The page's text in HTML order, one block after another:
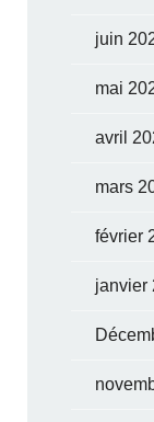
juin
mai
avril
mars
février
janvier